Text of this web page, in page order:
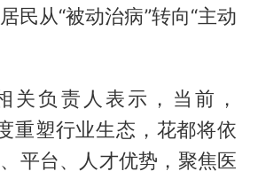
民从“被动治病”转向“主动
关负责人表示，当前，
重塑行业生态，花都将依
平台、人才优势，聚焦医